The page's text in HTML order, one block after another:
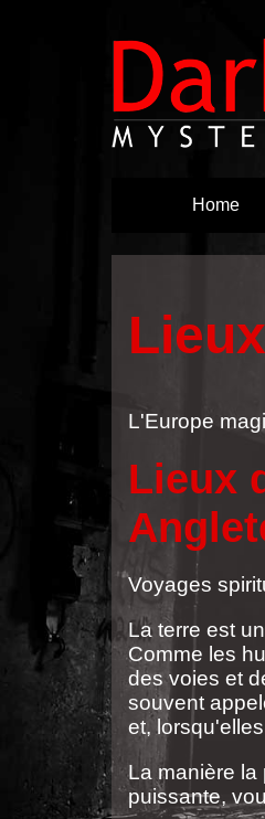
Home
L'Europe
Lieux
Voyages
La terre est
Comme les
des voies et
souvent
et,
La manière la
puissante,